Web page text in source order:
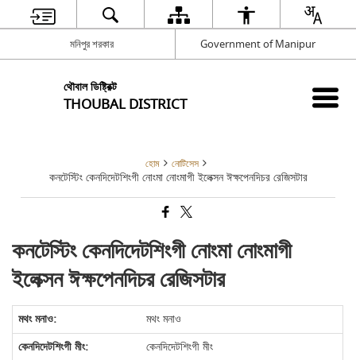
মনিপুর শরকার Government of Manipur
থৌবাল ডিষ্ট্রিক্ট
THOUBAL DISTRICT
হোম নোটিসেস
কনটেস্টিং কেনদিদেটশিংগী নোংমা নোংমাগী ইলেক্সন ঈক্ষপেনদিচর রেজিসটার
কনটেস্টিং কেনদিদেটশিংগী নোংমা নোংমাগী
ইলেক্সন ঈক্ষপেনদিচর রেজিসটার
মথং মনাও
কেনদিদেটশিংগী মীং